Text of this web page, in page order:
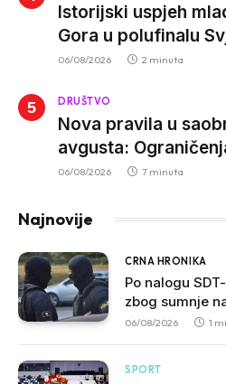
Istorijski uspjeh
Gora u polufinalu
nakon pobjede nad
06/08/2026 2 minuta
DRUŠTVO
Nova pravila u
avgusta:
trotinetima i mlade
06/08/2026 7 minuta
Najnovije
CRNA HRONIKA
Po nalogu
zbog sumnje
za izvršenje
06/08/2026 1
SPORT